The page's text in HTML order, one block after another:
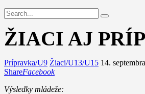
ŽIACI AJ
Prípravka/U9 Žiaci/U13/U15 14.
ShareFacebook
Výsledky mládeže: